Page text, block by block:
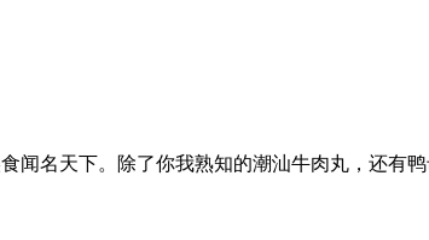
闻名天下。除了你我熟知的潮汕牛肉丸，还有